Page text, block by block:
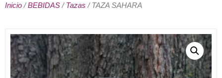
Inicio /BEBIDAS /Tazas / TAZA SAHARA